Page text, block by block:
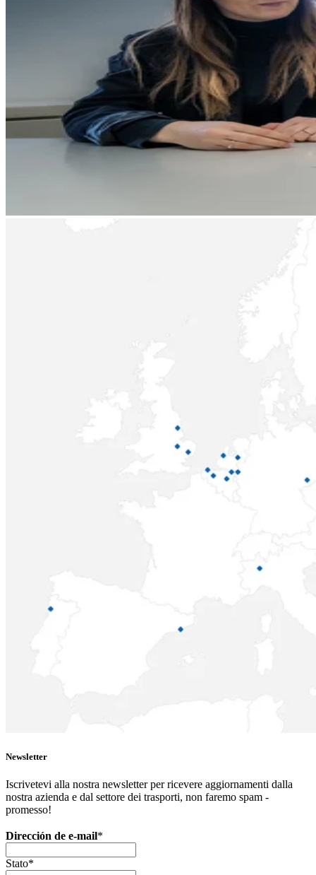
Newsletter
Iscrivetevi alla nostra newsletter per ricevere aggiornamenti dalla
nostra azienda e dal settore dei trasporti, non faremo spam -
promesso!
Dirección de e-mail*
Stato*